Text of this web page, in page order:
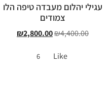
עגילי יהלום מעבדה טיפה הלו
צמודים
₪4,400.00
₪2,800.00
Like